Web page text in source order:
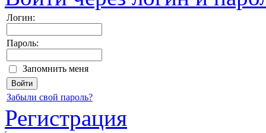
Логин:
Пароль:
Запомнить меня
Забыли свой пароль?
Регистрация